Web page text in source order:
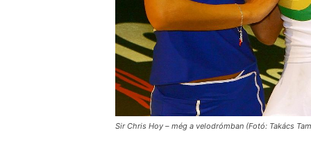
Sir Chris Hoy – még a velodrómban (Fotó: Takács